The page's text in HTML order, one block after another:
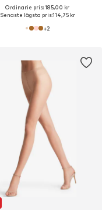
Ordinarie pris: 185,00 kr
Senaste lägsta pris:114,75 kr
+2